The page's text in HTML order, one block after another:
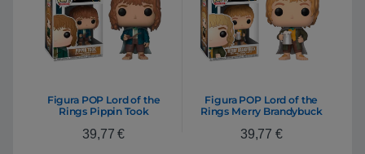
Figura POP Lord of the
Rings Pippin Took
39,77€
Figura POP Lord of the
Rings Merry Brandybuck
39,77 €